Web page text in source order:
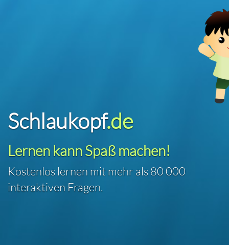
Schlaukopf.de
Lernen kann Spaß machen!
Kostenlos lernen mit mehr als80 000
interaktiven Fragen.